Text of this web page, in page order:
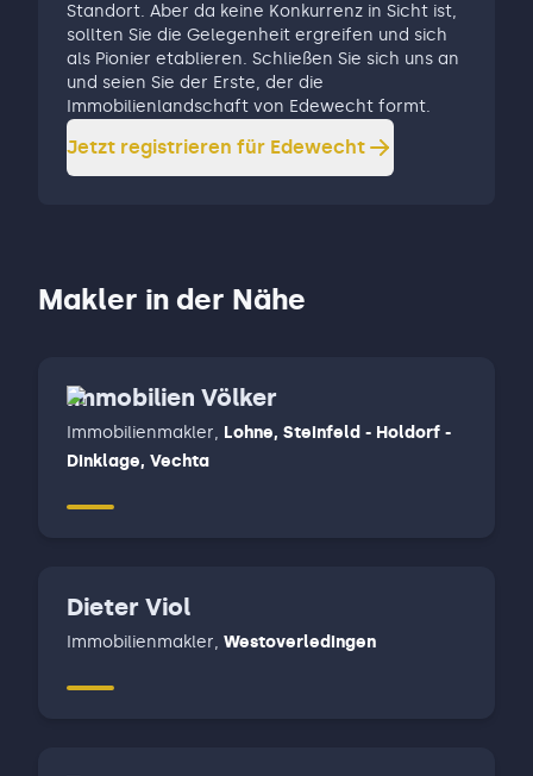
Standort. Aber da keine Konkurrenz in Sicht ist,
sollten Sie die Gelegenheit ergreifen und sich
als Pionier etablieren. Schließen Sie sich uns an
und seien Sie der Erste, der die
Immobilienlandschaft von Edewecht formt.
Jetzt registrieren für Edewecht
Makler in der Nähe
Immobilien Völker
Immobilienmakler, Lohne, Steinfeld - Holdorf -
Dinklage, Vechta
Dieter Viol
Immobilienmakler, Westoverledingen